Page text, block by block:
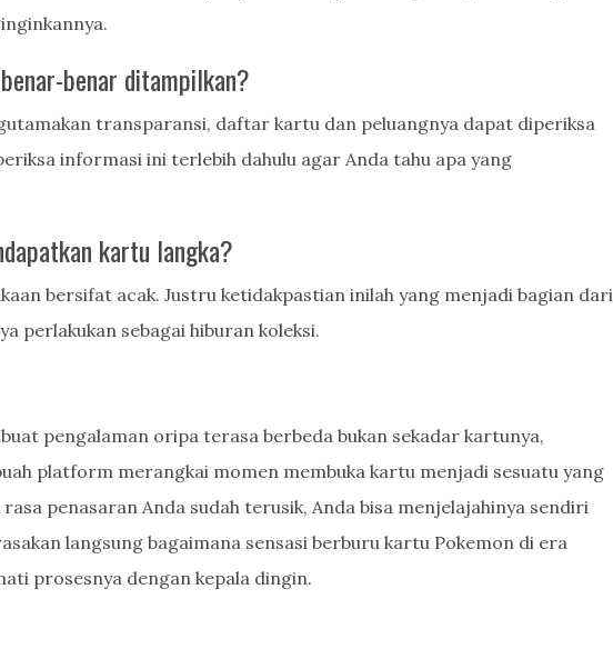
benar ditampilkan?
transparansi, daftar kartu dan peluangnya dapat diperiksa
informasi ini terlebih dahulu agar Anda tahu apa yang
kartu langka?
bersifat acak. Justru ketidakpastian inilah yang menjadi bagian dari
perlakukan sebagai hiburan koleksi.
pengalaman oripa terasa berbeda bukan sekadar kartunya,
platform merangkai momen membuka kartu menjadi sesuatu yang
penasaran Anda sudah terusik, Anda bisa menjelajahinya sendiri
langsung bagaimana sensasi berburu kartu Pokemon di era
prosesnya dengan kepala dingin.